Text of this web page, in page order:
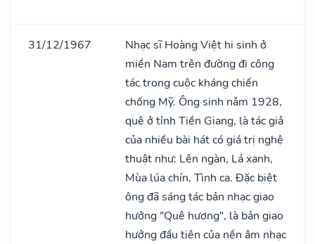
31/12/1967
Nhạc sĩ Hoàng Việt hi sinh ở
miền Nam trên đường đi công
tác trong cuộc kháng chiến
chống Mỹ. Ông sinh nǎm 1928,
quê ở tỉnh Tiền Giang, là tác giả
của nhiều bài hát có giá trị nghệ
thuật như: Lên ngàn, Lá xanh,
Mùa lúa chín, Tình ca. Đặc biệt
ông đã sáng tác bản nhạc giao
hưởng "Quê hương", là bản giao
hưởng đầu tiên của nền âm nhạc